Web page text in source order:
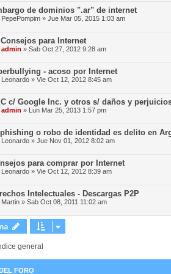
de dominios ".ar" de internet
PepePompim » Jue Mar 05, 2015 1:03 am
Consejos para Internet
admin » Sab Oct 27, 2012 9:28 am
- acoso por Internet
Leonardo » Vie Oct 12, 2012 8:45 am
c/ Google Inc. y otros s/ daños y
admin » Lun Mar 25, 2013 1:57 pm
o robo de identidad es delito en
Leonardo » Jue Nov 01, 2012 8:02 am
para comprar por Internet
Leonardo » Vie Oct 12, 2012 8:39 am
Intelectuales - Descargas P2P
Martin » Sab Oct 08, 2011 11:02 am
general
FORO